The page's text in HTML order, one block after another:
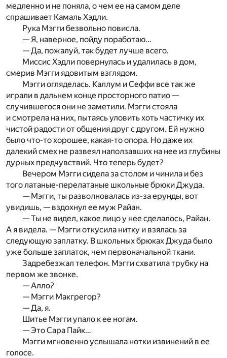
медленно и не поняла, о чем ее на самом деле
спрашивает Камаль Хэдли.
Рука Мэгги безвольно повисла.
— Я, наверное, пойду поработаю…
— Да, пожалуй, так будет лучше всего.
Миссис Хэдли повернулась и удалилась в дом,
смерив Мэгги ядовитым взглядом.
Мэгги огляделась. Каллум и Сеффи все так же
играли в дальнем конце просторного патио —
случившегося они не заметили. Мэгги стояла
и смотрела на них, пытаясь уловить хоть частичку их
чистой радости от общения друг с другом. Ей нужно
было что-то хорошее, какая-то опора. Но даже их
далекий смех не развеял наползавших на нее из глубины
дурных предчувствий. Что теперь будет?
Вечером Мэгги сидела за столом и чинила и без
того латаные-перелатаные школьные брюки Джуда.
— Мэгги, ты разволновалась из-за ерунды, вот
увидишь, — вздохнул ее муж Райан.
— Ты не видел, какое лицо у нее сделалось, Райан.
А я видела. — Мэгги откусила нитку и взялась за
следующую заплатку. В школьных брюках Джуда было
уже больше заплаток, чем первоначальной ткани.
Задребезжал телефон. Мэгги схватила трубку на
первом же звонке.
— Алло?
— Мэгги Макгрегор?
— Да, я.
Шитье Мэгги упало к ее ногам.
— Это Сара Пайк…
Мэгги мгновенно услышала нотки извинений в ее
голосе.